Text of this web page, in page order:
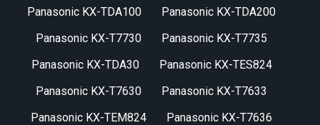
Panasonic KX-TDA100
Panasonic KX-TDA200
Panasonic KX-T7730
Panasonic KX-T7735
Panasonic KX-TDA30
Panasonic KX-TES824
Panasonic KX-T7630
Panasonic KX-T7633
Panasonic KX-TEM824
Panasonic KX-T7636